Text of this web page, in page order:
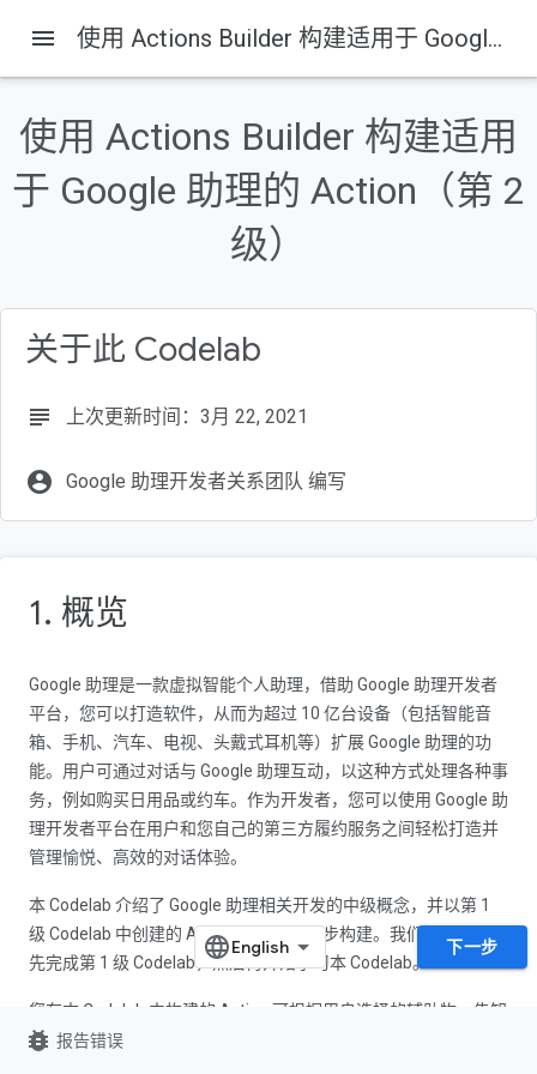
menu 使用 Actions Builder 构建适用于 Google 助理的 Action（第 2 级）
使用 Actions Builder 构建适用
于 Google 助理的 Action（第 2
级）
关于此 Codelab
subject 上次更新时间：3月 22, 2021
account_circle Google 助理开发者关系团队 编写
1. 概览
Google 助理是一款虚拟智能个人助理，借助 Google 助理开发者
平台，您可以打造软件，从而为超过 10 亿台设备（包括智能音
箱、手机、汽车、电视、头戴式耳机等）扩展 Google 助理的功
能。用户可通过对话与 Google 助理互动，以这种方式处理各种事
务，例如购买日用品或约车。作为开发者，您可以使用 Google 助
理开发者平台在用户和您自己的第三方履约服务之间轻松打造并
管理愉悦、高效的对话体验。
本 Codelab 介绍了 Google 助理相关开发的中级概念，并以第 1
级 Codelab 中创建的 Action 为基础进一步构建。我们强烈建议您
先完成第 1 级 Codelab，然后再开始学习本 Codelab。
您在本 Codelab 中构建的 Action 可根据用户选择的辅助物，告知
用户他们探索神秘大陆 Gryffinberg 期间的运势。
下一步
bug_report 报告错误